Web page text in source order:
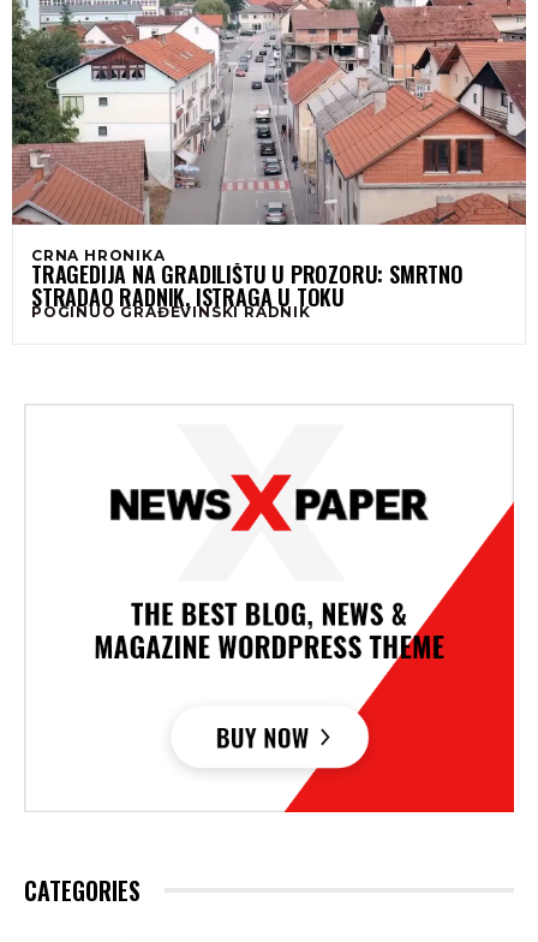
CRNA HRONIKA
TRAGEDIJA NA GRADILIŠTU U PROZORU: SMRTNO
STRADAO RADNIK, ISTRAGA U TOKU
POGINUO GRAĐEVINSKI RADNIK
CATEGORIES